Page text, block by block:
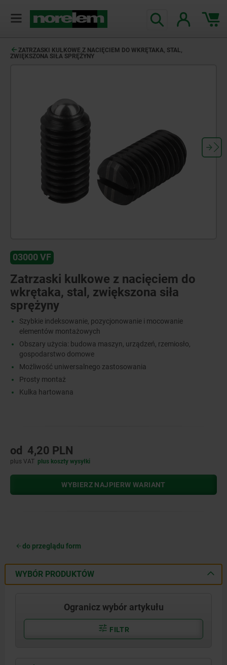
ZATRZASKI KULKOWE Z NACIĘCIEM DO WKRĘTAKA, STAL,
ZWIĘKSZONA SIŁA SPRĘŻYNY
03000 VF
Zatrzaski kulkowe z nacięciem do
wkrętaka, stal, zwiększona siła
sprężyny
Szybkie indeksowanie, pozycjonowanie i mocowanie
elementów montażowych
Obszary użycia: budowa maszyn, urządzeń, rzemiosło,
gospodarstwo domowe
Możliwość uniwersalnego zastosowania
Prosty montaż
Kulka hartowana
od 4,20 PLN
plus VAT plus koszty wysyłki
WYBIERZ NAJPIERW WARIANT
do przeglądu form
WYBÓR PRODUKTÓW
Ogranicz wybór artykułu
FILTR